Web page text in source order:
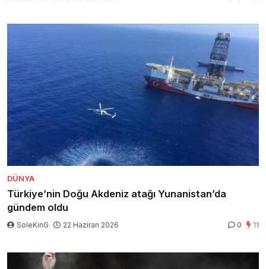
DÜNYA
Türkiye’nin Doğu Akdeniz atağı Yunanistan’da
gündem oldu
SoleKinG 22 Haziran 2026 0 11